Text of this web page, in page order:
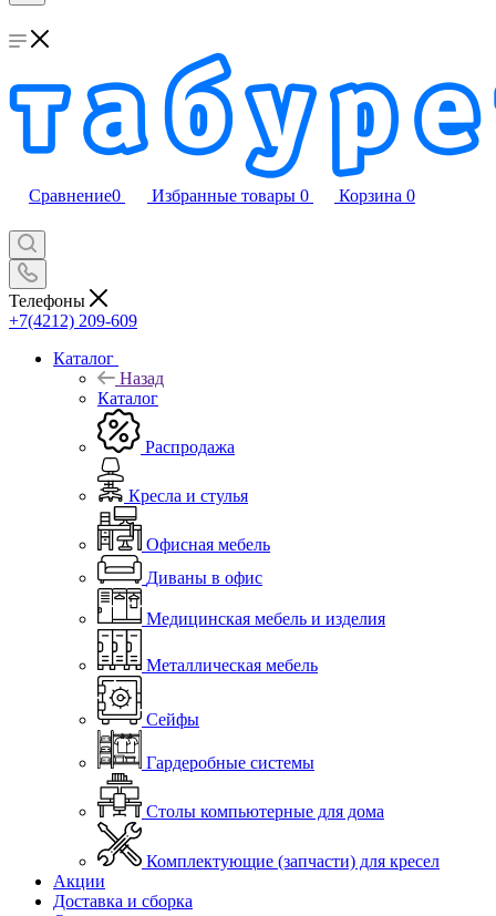
Сравнение0 Избранные товары 0 Корзина 0
Телефоны
+7(4212) 209-609
Каталог
Назад
Каталог
Распродажа
Кресла и стулья
Офисная мебель
Диваны в офис
Медицинская мебель и изделия
Металлическая мебель
Сейфы
Гардеробные системы
Столы компьютерные для дома
Комплектующие (запчасти) для кресел
Акции
Доставка и сборка